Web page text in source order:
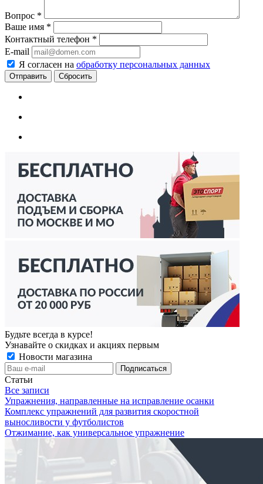
Вопрос *
Ваше имя *
Контактный телефон *
E-mail
Я согласен на обработку персональных данных
Сбросить
Будьте всегда в курсе!
Узнавайте о скидках и акциях первым
Новости магазина
Статьи
Все записи
Упражнения, направленные на исправление осанки
Комплекс упражнений для развития скоростной
выносливости у футболистов
Отжимание, как универсальное упражнение